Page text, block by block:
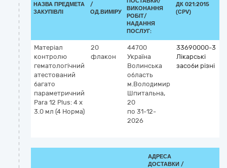
НАЗВА ПРЕДМЕТА
ЗАКУПІВЛІ
/
ОД.ВИМІРУ
ВИКОНАННЯ
РОБІТ/
НАДАННЯ
ПОСЛУГ:
ДК 021:2015
(CPV)
Матеріал
контролю
гематологічний
атестований
багато
параметричний
Para 12 Plus: 4 x
3.0 мл (4 Норма)
20
флакон
44700
Україна
Волинська
область
м.Володимир
Шпитальна,
20
по 31-12-
2026
33690000-3
Лікарські
засоби різні
АДРЕСА
ДОСТАВКИ /